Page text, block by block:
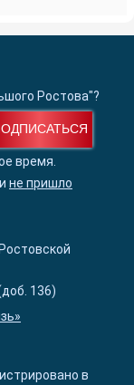
Ростова"?
время.
не пришло
136)
в